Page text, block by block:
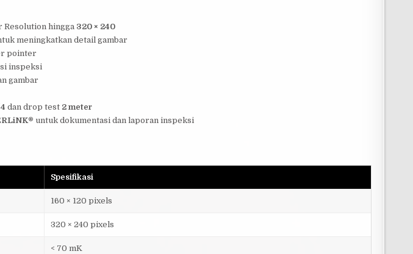
Resolution hingga 320 × 240
meningkatkan detail gambar
pointer
inspeksi
gambar
dan drop test 2 meter
untuk dokumentasi dan laporan inspeksi
Spesifikasi
160 × 120 pixels
320 × 240 pixels
< 70 mK